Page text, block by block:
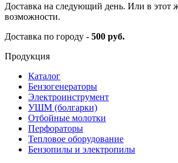
Доставка на следующий день. Или в этот
возможности.
Доставка по городу - 500 руб.
Продукция
Каталог
Бензогенераторы
Электроинструмент
УШМ (болгарки)
Отбойные молотки
Перфораторы
Тепловое оборудование
Бензопилы и электропилы